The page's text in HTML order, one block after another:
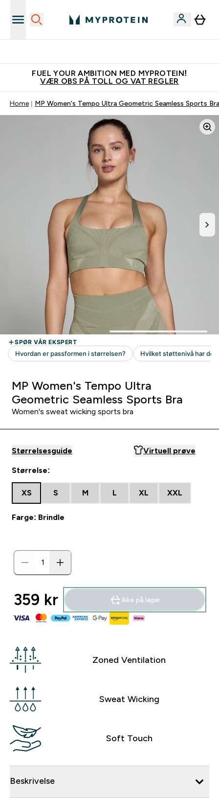
FUEL YOUR AMBITION MED MYPROTEIN!
VÆR OBS PÅ TOLL OG VAT REGLER
Home MP Women's Tempo Ultra Geometric Seamless Sports
MP Women's Tempo Ultra
Geometric Seamless Sports Bra
Women's sweat wicking sports bra
Størrelsesguide Virtuell prøve
Størrelse:
XS S M L XL XXL
Farge: Brindle
359 kr‎ Ikke på lager
Zoned Ventilation
Sweat Wicking
Soft Touch
Beskrivelse